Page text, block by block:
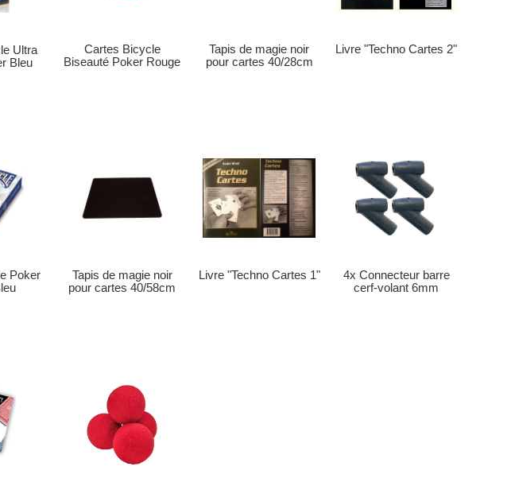
Ultra
Bleu
Cartes Bicycle
Biseauté Poker Rouge
Tapis de magie noir
pour cartes 40/28cm
Livre "Techno Cartes 2"
Poker
Tapis de magie noir
pour cartes 40/58cm
Livre "Techno Cartes 1"
4x Connecteur barre
cerf-volant 6mm